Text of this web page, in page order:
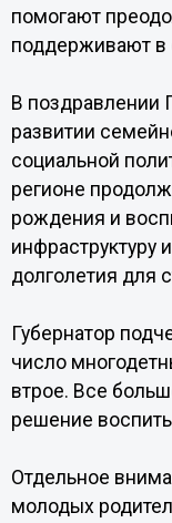
помогают
поддерживают
В поздравлении
развитии
социальной
регионе
рождения и
инфраструктуру
долголетия для
Губернатор
число
втрое. Все
решение
Отдельное
молодых